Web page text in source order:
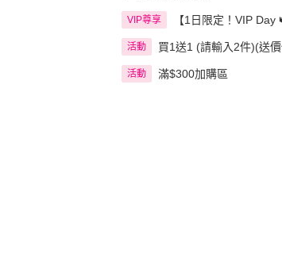
VIP尊享 【1日限定！VIP Day
活動
買1送1 (請輸入2件)(送
活動 滿$300加購區